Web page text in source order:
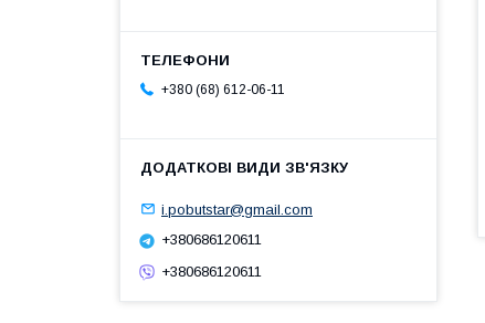
+380 (68) 612-06-11
i.pobutstar@gmail.com
+380686120611
+380686120611